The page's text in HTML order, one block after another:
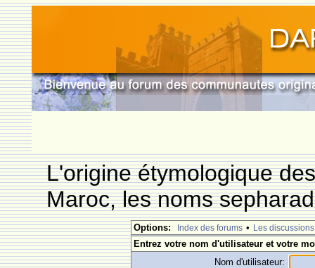
L'origine étymologique
Maroc, les noms
Options: Index des forums • Les discussions
Entrez votre nom d'utilisateur et votre
Nom d'utilisateur: